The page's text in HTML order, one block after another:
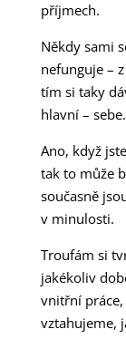
příjmech.
Někdy sami
nefunguje –
tím si taky
hlavní –
Ano, když
tak to může
současně
v minulosti.
Troufám si
jakékoliv
vnitřní
vztahujeme,